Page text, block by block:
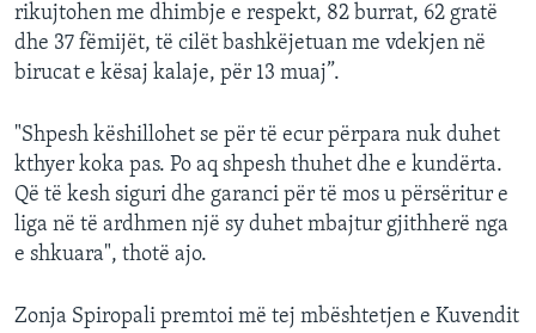
rikujtohen me dhimbje e respekt, 82 burrat, 62 gratë
dhe 37 fëmijët, të cilët bashkëjetuan me vdekjen në
birucat e kësaj kalaje, për 13 muaj”.
"Shpesh këshillohet se për të ecur përpara nuk duhet
kthyer koka pas. Po aq shpesh thuhet dhe e kundërta.
Që të kesh siguri dhe garanci për të mos u përsëritur e
liga në të ardhmen një sy duhet mbajtur gjithherë nga
e shkuara", thotë ajo.
Zonja Spiropali premtoi më tej mbështetjen e Kuvendit